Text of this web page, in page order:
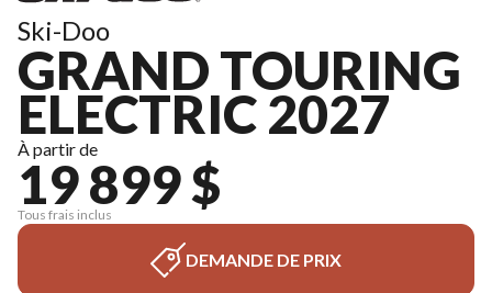
Ski-Doo
GRAND TOURING
ELECTRIC 2027
À partir de
19 899 $
Tous frais inclus
DEMANDE DE PRIX